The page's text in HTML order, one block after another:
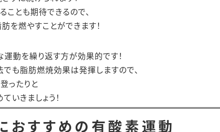
ことも期待できるので、
を燃やすことができます！
動を繰り返す方が効果的です！
でも脂肪燃焼効果は発揮しますので、
ったりと
いきましょう！
おすすめの有酸素運動